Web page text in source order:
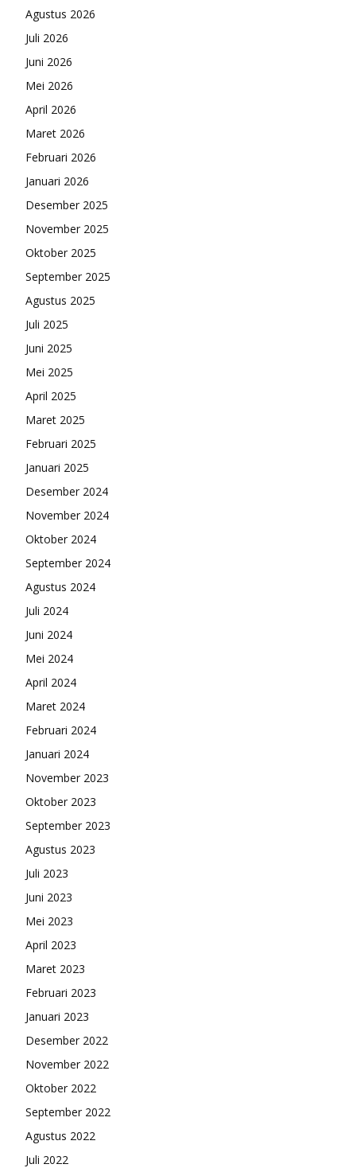
Agustus 2026
Juli 2026
Juni 2026
Mei 2026
April 2026
Maret 2026
Februari 2026
Januari 2026
Desember 2025
November 2025
Oktober 2025
September 2025
Agustus 2025
Juli 2025
Juni 2025
Mei 2025
April 2025
Maret 2025
Februari 2025
Januari 2025
Desember 2024
November 2024
Oktober 2024
September 2024
Agustus 2024
Juli 2024
Juni 2024
Mei 2024
April 2024
Maret 2024
Februari 2024
Januari 2024
November 2023
Oktober 2023
September 2023
Agustus 2023
Juli 2023
Juni 2023
Mei 2023
April 2023
Maret 2023
Februari 2023
Januari 2023
Desember 2022
November 2022
Oktober 2022
September 2022
Agustus 2022
Juli 2022